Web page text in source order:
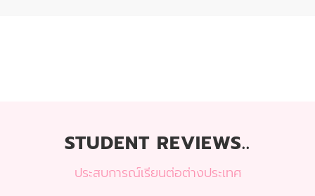
STUDENT REVIEWS..
ประสบการณ์เรียนต่อต่างประเทศ